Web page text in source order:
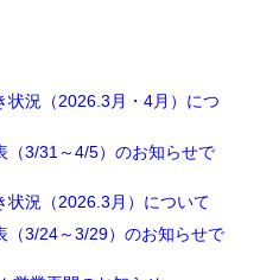
状況（2026.3月・4月）につ
（3/31～4/5）のお知らせで
状況（2026.3月）について
（3/24～3/29）のお知らせで